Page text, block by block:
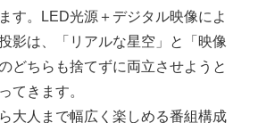
す。LED光源＋デジタル映像によ
影は、「リアルな星空」と「映像
どちらも捨てずに両立させようと
てきます。
大人まで幅広く楽しめる番組構成